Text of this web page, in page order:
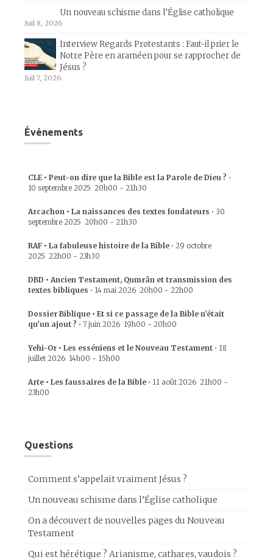
Un nouveau schisme dans l’Église catholique
Juil 8, 2026
Interview Regards Protestants : Faut-il prier le
Notre Père en araméen pour se rapprocher de
Jésus ?
Juil 7, 2026
Événements
CLE • Peut-on dire que la Bible est la Parole de Dieu ? •
10 septembre 2025 20h00 - 21h30
Arcachon • La naissances des textes fondateurs • 30
septembre 2025 20h00 - 21h30
RAF • La fabuleuse histoire de la Bible • 29 octobre
2025 22h00 - 23h30
DBD • Ancien Testament, Qumrân et transmission des
textes bibliques • 14 mai 2026 20h00 - 22h00
Dossier Biblique • Et si ce passage de la Bible n’était
qu’un ajout ? • 7 juin 2026 19h00 - 20h00
Yehi-Or • Les esséniens et le Nouveau Testament • 18
juillet 2026 14h00 - 15h00
Arte • Les faussaires de la Bible • 11 août 2026 21h00 -
23h00
Questions
Comment s’appelait vraiment Jésus ?
Un nouveau schisme dans l’Église catholique
On a découvert de nouvelles pages du Nouveau
Testament
Qui est hérétique ? Arianisme, cathares, vaudois ?